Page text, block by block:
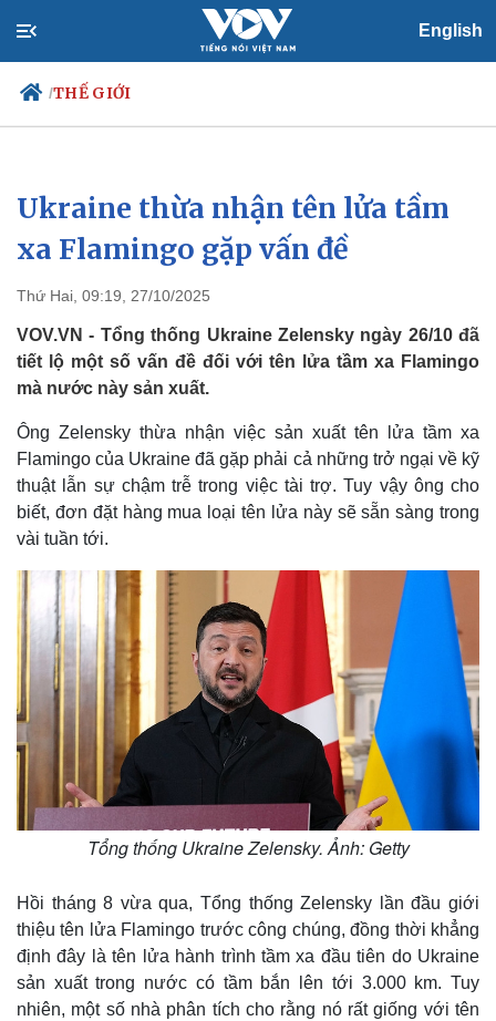
English
/THẾ GIỚI
Chính trị
Đảng
Tổ chức nhân sự
Nhận diện sự thật
Xã hội
Tin 24h
Dự báo thời tiết
Việc làm
Biển đảo
Ukraine thừa nhận tên lửa tầm
xa Flamingo gặp vấn đề
Thứ Hai, 09:19, 27/10/2025
VOV.VN - Tổng thống Ukraine Zelensky ngày 26/10 đã
tiết lộ một số vấn đề đối với tên lửa tầm xa Flamingo
mà nước này sản xuất.
Ông Zelensky thừa nhận việc sản xuất tên lửa tầm xa
Flamingo của Ukraine đã gặp phải cả những trở ngại về kỹ
thuật lẫn sự chậm trễ trong việc tài trợ. Tuy vậy ông cho
biết, đơn đặt hàng mua loại tên lửa này sẽ sẵn sàng trong
vài tuần tới.
Tổng thống Ukraine Zelensky. Ảnh: Getty
Hồi tháng 8 vừa qua, Tổng thống Zelensky lần đầu giới
thiệu tên lửa Flamingo trước công chúng, đồng thời khẳng
định đây là tên lửa hành trình tầm xa đầu tiên do Ukraine
sản xuất trong nước có tầm bắn lên tới 3.000 km. Tuy
nhiên, một số nhà phân tích cho rằng nó rất giống với tên